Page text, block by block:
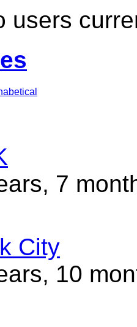
users
7
City
10